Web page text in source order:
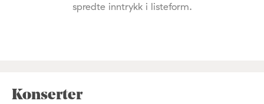
spredte inntrykk i listeform.
Konserter